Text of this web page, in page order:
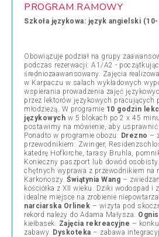
PROGRAM RAMOWY
Szkoła językowa: język angielski
Obowiązuje podział na grupy
podczas rezerwacji: A1/A2 -
średniozaawansowany. Zajęcia
w Karpaczu w salach wykładowych
wspierania prowadzenia zajęć
przez lektorów językowych pracujących
młodzieżą. W programie 10 godzin
językowych w 5 blokach po 2 x 45
postawimy na mówienie, aby
Ponadto w programie obozu: Drezno –
przewodnikiem: Zwinger,
katedrę Hofkirche, tarasy Bruhla,
Konieczny paszport lub dowód osobisty.
chętnych wyprawa z przewodnikiem na
Karkonoszy. Świątynia Wang –
kościółka z XII wieku. Dziki wodospad i
idealne miejsce na zrobienie
narciarska Orlinek – wizyta pod
rekord należy do Adama Małysza.
kiełbasek. Zajęcia rekreacyjne –
zabawy. Dyskoteka – zabawa